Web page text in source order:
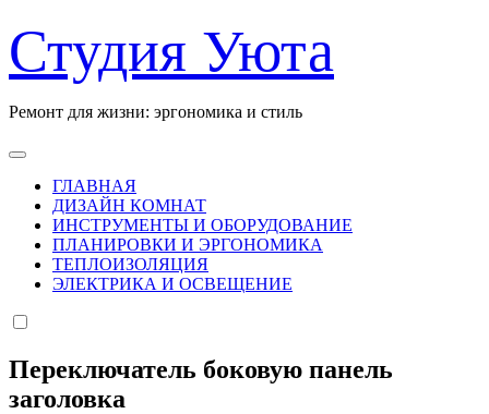
к
содержанию
Студия Уюта
Ремонт для жизни: эргономика и стиль
ГЛАВНАЯ
ДИЗАЙН КОМНАТ
ИНСТРУМЕНТЫ И ОБОРУДОВАНИЕ
ПЛАНИРОВКИ И ЭРГОНОМИКА
ТЕПЛОИЗОЛЯЦИЯ
ЭЛЕКТРИКА И ОСВЕЩЕНИЕ
Переключатель боковую панель
заголовка